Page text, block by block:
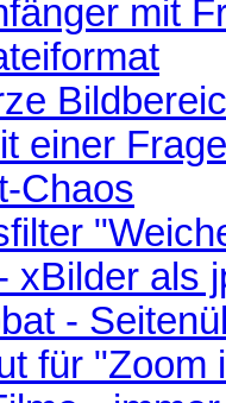
mit
einer
Chaos
xBilder als
-
für "Zoom